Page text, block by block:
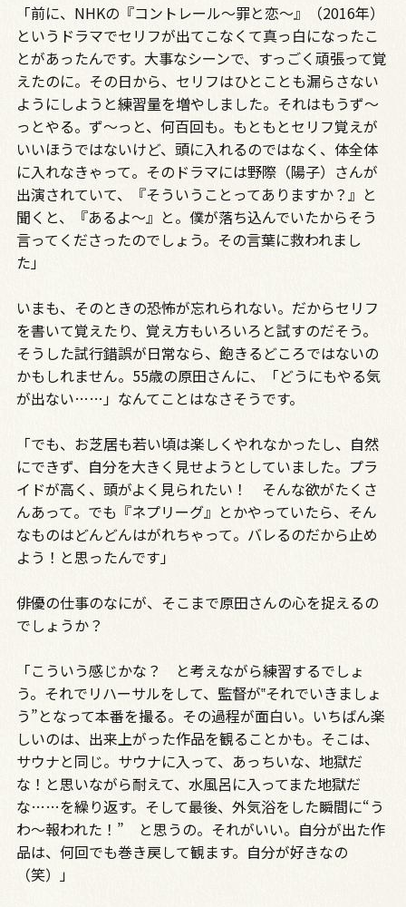
「前に、NHKの『コントレール～罪と恋～』（2016年）
というドラマでセリフが出てこなくて真っ白になったこ
とがあったんです。大事なシーンで、すっごく頑張って覚
えたのに。その日から、セリフはひとことも漏らさない
ようにしようと練習量を増やしました。それはもうず～
っとやる。ず～っと、何百回も。もともとセリフ覚えが
いいほうではないけど、頭に入れるのではなく、体全体
に入れなきゃって。そのドラマには野際（陽子）さんが
出演されていて、『そういうことってありますか？』と
聞くと、『あるよ～』と。僕が落ち込んでいたからそう
言ってくださったのでしょう。その言葉に救われまし
た」
いまも、そのときの恐怖が忘れられない。だからセリフ
を書いて覚えたり、覚え方もいろいろと試すのだそう。
そうした試行錯誤が日常なら、飽きるどころではないの
かもしれません。55歳の原田さんに、「どうにもやる気
が出ない……」なんてことはなさそうです。
「でも、お芝居も若い頃は楽しくやれなかったし、自然
にできず、自分を大きく見せようとしていました。プラ
イドが高く、頭がよく見られたい！ そんな欲がたくさ
んあって。でも『ネプリーグ』とかやっていたら、そん
なものはどんどんはがれちゃって。バレるのだから止め
よう！と思ったんです」
俳優の仕事のなにが、そこまで原田さんの心を捉えるの
でしょうか？
「こういう感じかな？ と考えながら練習するでしょ
う。それでリハーサルをして、監督が‟それでいきましょ
う”となって本番を撮る。その過程が面白い。いちばん楽
しいのは、出来上がった作品を観ることかも。そこは、
サウナと同じ。サウナに入って、あっちいな、地獄だ
な！と思いながら耐えて、水風呂に入ってまた地獄だ
な……を繰り返す。そして最後、外気浴をした瞬間に“う
わ～報われた！” と思うの。それがいい。自分が出た作
品は、何回でも巻き戻して観ます。自分が好きなの
（笑）」